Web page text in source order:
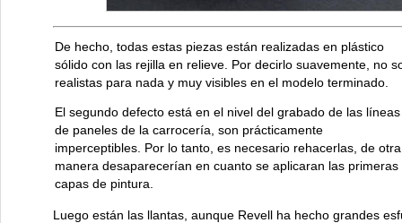
De hecho, todas estas piezas están realizadas en plástico
sólido con las rejilla en relieve. Por decirlo suavemente, no
realistas para nada y muy visibles en el modelo terminado.
El segundo defecto está en el nivel del grabado de las líneas
de paneles de la carrocería, son prácticamente
imperceptibles. Por lo tanto, es necesario rehacerlas, de otra
manera desaparecerían en cuanto se aplicaran las primeras
capas de pintura.
Luego están las llantas, aunque Revell ha hecho grandes